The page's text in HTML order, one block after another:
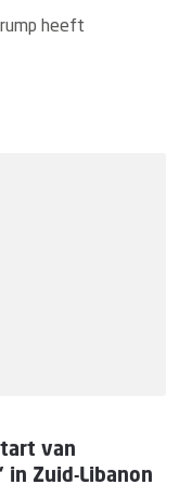
heeft
van
in Zuid-Libanon